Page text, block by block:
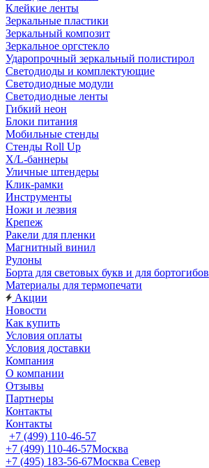
Клейкие ленты
Зеркальные пластики
Зеркальный композит
Зеркальное оргстекло
Ударопрочный зеркальный полистирол
Светодиоды и комплектующие
Светодиодные модули
Светодиодные ленты
Гибкий неон
Блоки питания
Мобильные стенды
Стенды Roll Up
X/L-баннеры
Уличные штендеры
Клик-рамки
Инструменты
Ножи и лезвия
Крепеж
Ракели для пленки
Магнитный винил
Рулоны
Борта для световых букв и для бортогибов
Материалы для термопечати
Акции
Новости
Как купить
Условия оплаты
Условия доставки
Компания
О компании
Отзывы
Партнеры
Контакты
Контакты
+7 (499) 110-46-57
+7 (499) 110-46-57Москва
+7 (495) 183-56-67Москва Север